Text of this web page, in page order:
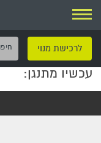
ניווט
לרכישת מנוי
עכשיו מתנגן: